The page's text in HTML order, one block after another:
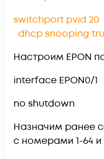
switchport pvid 20
dhcp snooping
Настроим EPON
interface EPON0/1
no shutdown
Назначим ранее
с номерами 1-64